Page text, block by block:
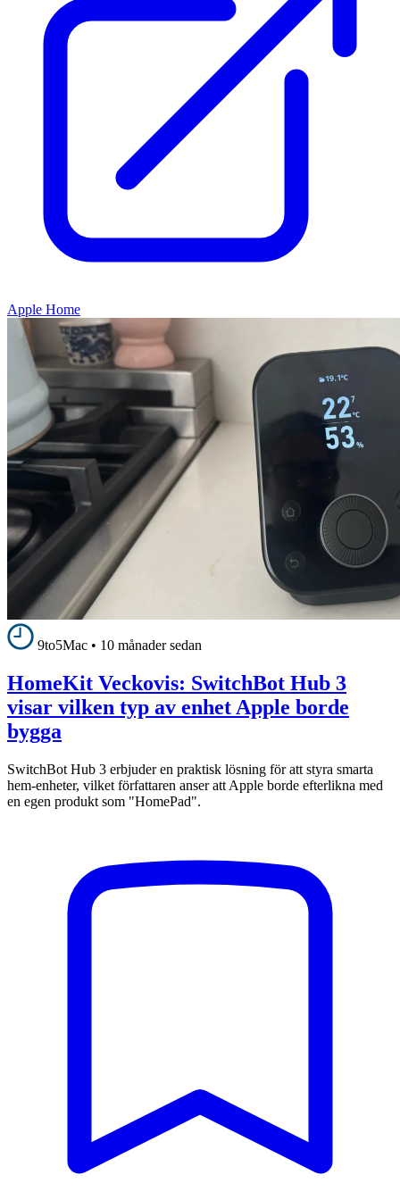
Apple Home
9to5Mac • 10 månader sedan
HomeKit Veckovis: SwitchBot Hub 3
visar vilken typ av enhet Apple borde
bygga
SwitchBot Hub 3 erbjuder en praktisk lösning för att styra smarta
hem-enheter, vilket författaren anser att Apple borde efterlikna med
en egen produkt som "HomePad".